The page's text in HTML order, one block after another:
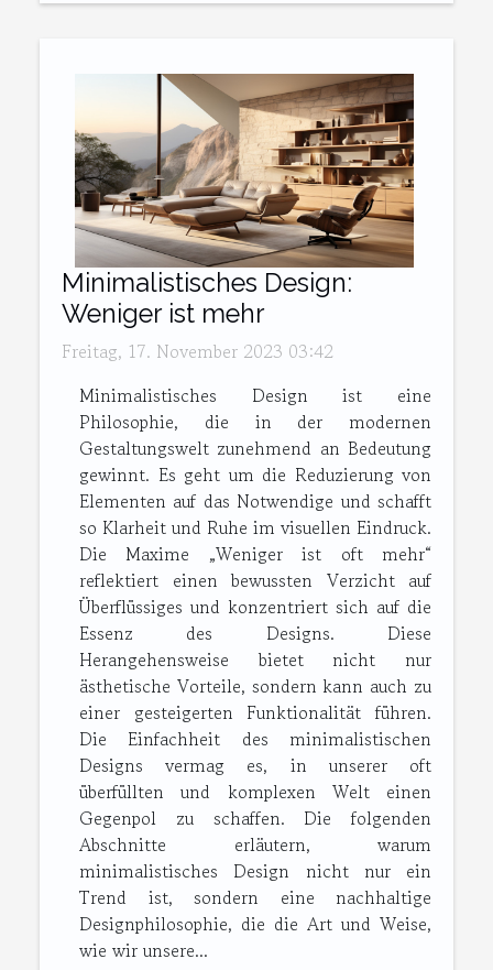
Minimalistisches Design:
Weniger ist mehr
Freitag, 17. November 2023 03:42
Minimalistisches Design ist eine
Philosophie, die in der modernen
Gestaltungswelt zunehmend an Bedeutung
gewinnt. Es geht um die Reduzierung von
Elementen auf das Notwendige und schafft
so Klarheit und Ruhe im visuellen Eindruck.
Die Maxime „Weniger ist oft mehr“
reflektiert einen bewussten Verzicht auf
Überflüssiges und konzentriert sich auf die
Essenz des Designs. Diese
Herangehensweise bietet nicht nur
ästhetische Vorteile, sondern kann auch zu
einer gesteigerten Funktionalität führen.
Die Einfachheit des minimalistischen
Designs vermag es, in unserer oft
überfüllten und komplexen Welt einen
Gegenpol zu schaffen. Die folgenden
Abschnitte erläutern, warum
minimalistisches Design nicht nur ein
Trend ist, sondern eine nachhaltige
Designphilosophie, die die Art und Weise,
wie wir unsere...